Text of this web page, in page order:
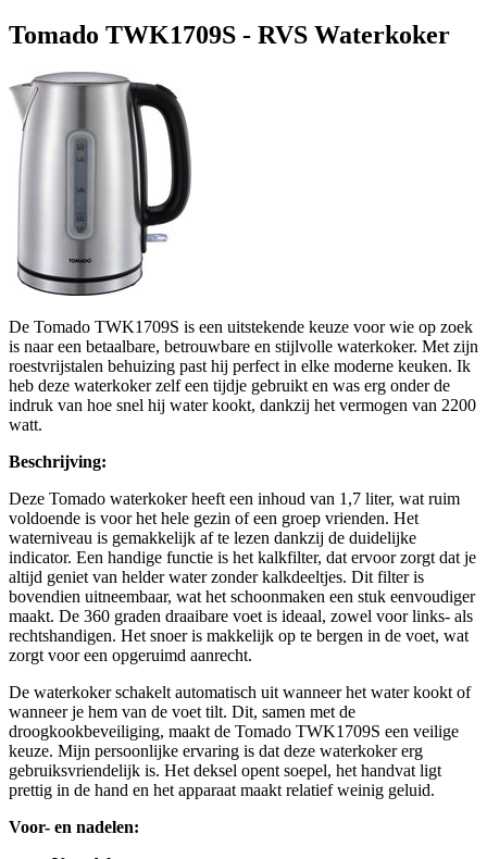
Tomado TWK1709S - RVS Waterkoker
De Tomado TWK1709S is een uitstekende keuze voor wie op zoek
is naar een betaalbare, betrouwbare en stijlvolle waterkoker. Met zijn
roestvrijstalen behuizing past hij perfect in elke moderne keuken. Ik
heb deze waterkoker zelf een tijdje gebruikt en was erg onder de
indruk van hoe snel hij water kookt, dankzij het vermogen van 2200
watt.
Beschrijving:
Deze Tomado waterkoker heeft een inhoud van 1,7 liter, wat ruim
voldoende is voor het hele gezin of een groep vrienden. Het
waterniveau is gemakkelijk af te lezen dankzij de duidelijke
indicator. Een handige functie is het kalkfilter, dat ervoor zorgt dat je
altijd geniet van helder water zonder kalkdeeltjes. Dit filter is
bovendien uitneembaar, wat het schoonmaken een stuk eenvoudiger
maakt. De 360 graden draaibare voet is ideaal, zowel voor links- als
rechtshandigen. Het snoer is makkelijk op te bergen in de voet, wat
zorgt voor een opgeruimd aanrecht.
De waterkoker schakelt automatisch uit wanneer het water kookt of
wanneer je hem van de voet tilt. Dit, samen met de
droogkookbeveiliging, maakt de Tomado TWK1709S een veilige
keuze. Mijn persoonlijke ervaring is dat deze waterkoker erg
gebruiksvriendelijk is. Het deksel opent soepel, het handvat ligt
prettig in de hand en het apparaat maakt relatief weinig geluid.
Voor- en nadelen: